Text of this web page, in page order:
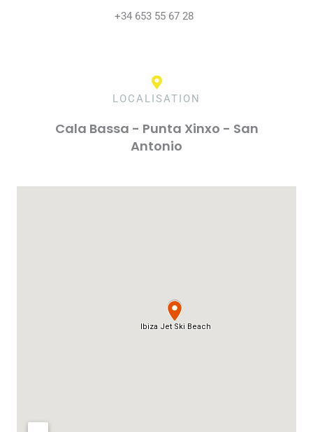
+34 653 55 67 28
LOCALISATION
Cala Bassa - Punta Xinxo - San
Antonio